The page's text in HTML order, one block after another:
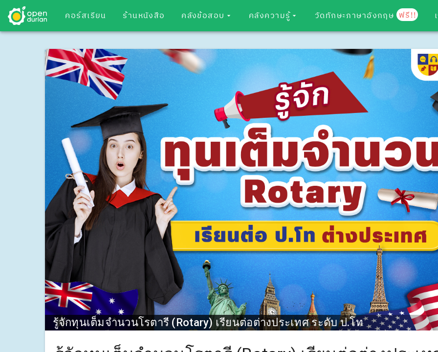
คอร์สเรียน ร้านหนังสือ คลังข้อสอบ คลังความรู้ วัดทักษะภาษาอังกฤษ ฟรี!!
รู้จักทุนเต็มจำนวนโรตารี (Rotary) เรียนต่อต่างประเทศ ระดับ ป.โท